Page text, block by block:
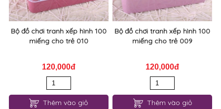
Bộ đồ chơi tranh xếp hình 100
miếng cho trẻ 010
120,000đ
Thêm vào giỏ
Bộ đồ chơi tranh xếp hình 100
miếng cho trẻ 009
120,000đ
Thêm vào giỏ